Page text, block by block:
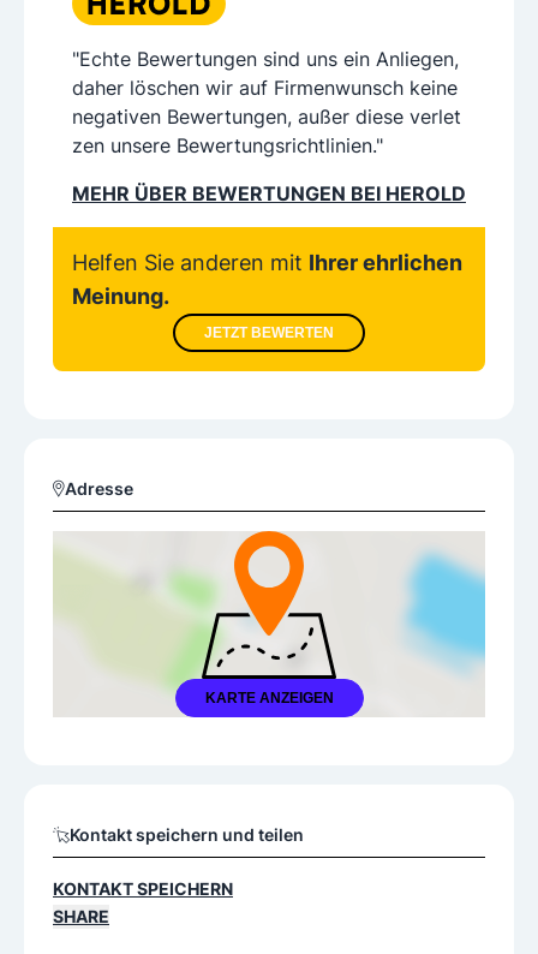
"Echte Bewertungen sind uns ein Anliegen,
daher löschen wir auf Firmenwunsch keine
negativen Bewertungen, außer diese verlet
zen unsere Bewertungsrichtlinien."
MEHR ÜBER BEWERTUNGEN BEI HEROLD
Helfen Sie anderen mit Ihrer ehrlichen
Meinung.
JETZT BEWERTEN
Adresse
KARTE ANZEIGEN
Kontakt speichern und teilen
KONTAKT SPEICHERN
SHARE